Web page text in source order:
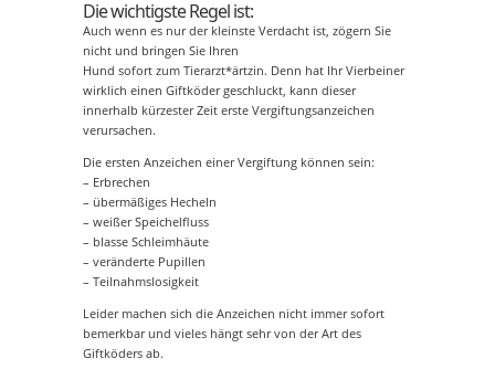
Die wichtigste Regel ist:
Auch wenn es nur der kleinste Verdacht ist, zögern Sie
nicht und bringen Sie Ihren
Hund sofort zum Tierarzt*ärtzin. Denn hat Ihr Vierbeiner
wirklich einen Giftköder geschluckt, kann dieser
innerhalb kürzester Zeit erste Vergiftungsanzeichen
verursachen.
Die ersten Anzeichen einer Vergiftung können sein:
– Erbrechen
– übermäßiges Hecheln
– weißer Speichelfluss
– blasse Schleimhäute
– veränderte Pupillen
– Teilnahmslosigkeit
Leider machen sich die Anzeichen nicht immer sofort
bemerkbar und vieles hängt sehr von der Art des
Giftköders ab.